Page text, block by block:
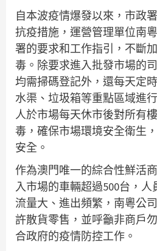
自本波疫情爆發以來，市政
抗疫措施，運營管理單位南
署的要求和工作指引，不斷
毒。除要求進入批發市場的
均需掃碼登記外，還每天定
水渠、垃圾箱等重點區域進
人於市場每天休市後對所有
毒，確保市場環境安全衛生
安全。
作為澳門唯一的綜合性鮮活
入市場的車輛超過500台，人
流量大、進出頻繁，南粵公
許散貨零售，並呼籲非商戶
合政府的疫情防控工作。